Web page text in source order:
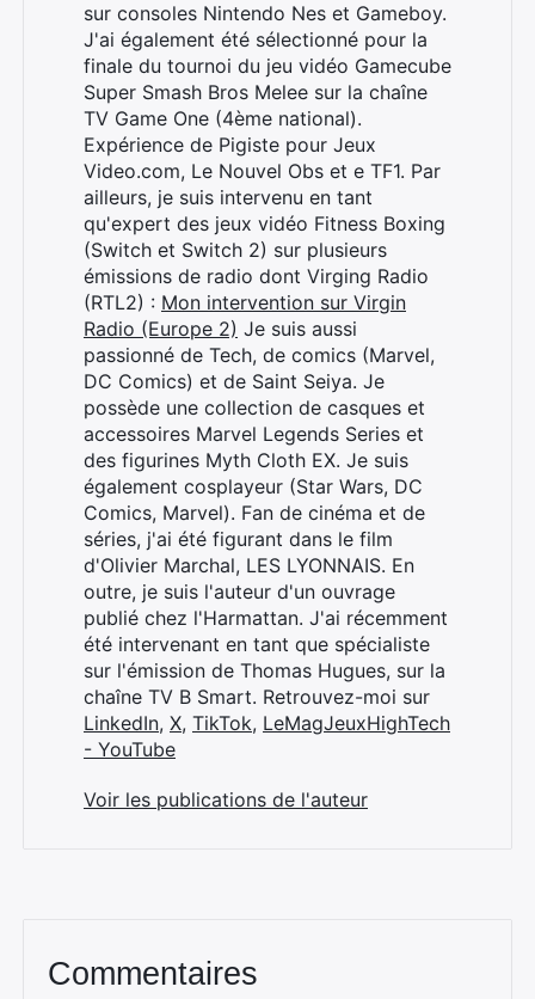
sur consoles Nintendo Nes et Gameboy.
J'ai également été sélectionné pour la
finale du tournoi du jeu vidéo Gamecube
Super Smash Bros Melee sur la chaîne
TV Game One (4ème national).
Expérience de Pigiste pour Jeux
Video.com, Le Nouvel Obs et e TF1. Par
ailleurs, je suis intervenu en tant
qu'expert des jeux vidéo Fitness Boxing
(Switch et Switch 2) sur plusieurs
émissions de radio dont Virging Radio
(RTL2) : Mon intervention sur Virgin
Radio (Europe 2) Je suis aussi
passionné de Tech, de comics (Marvel,
DC Comics) et de Saint Seiya. Je
possède une collection de casques et
accessoires Marvel Legends Series et
des figurines Myth Cloth EX. Je suis
également cosplayeur (Star Wars, DC
Comics, Marvel). Fan de cinéma et de
séries, j'ai été figurant dans le film
d'Olivier Marchal, LES LYONNAIS. En
outre, je suis l'auteur d'un ouvrage
publié chez l'Harmattan. J'ai récemment
été intervenant en tant que spécialiste
sur l'émission de Thomas Hugues, sur la
chaîne TV B Smart. Retrouvez-moi sur
LinkedIn, X, TikTok, LeMagJeuxHighTech
- YouTube
Voir les publications de l'auteur
Commentaires